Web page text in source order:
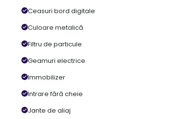
Ceasuri bord digitale
Culoare metalică
Filtru de particule
Geamuri electrice
Immobilizer
Intrare fără cheie
Jante de aliaj